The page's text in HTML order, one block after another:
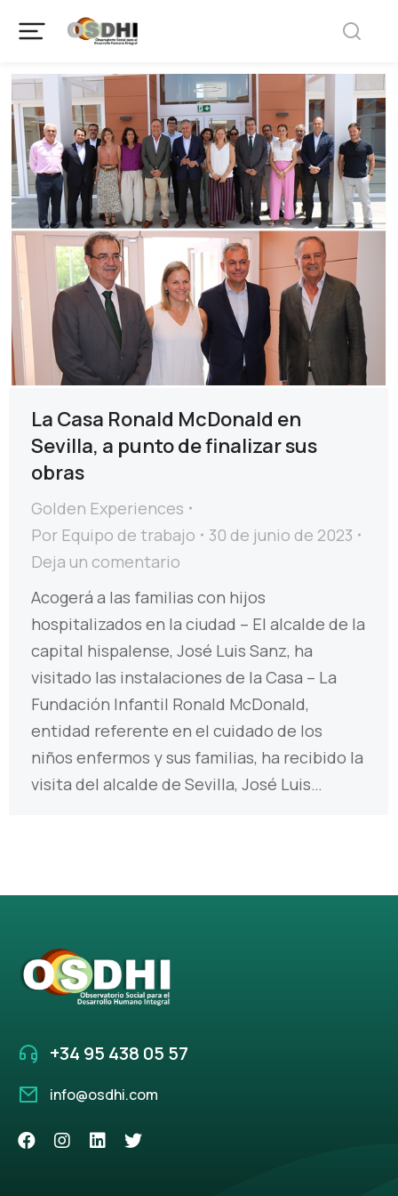
La Casa Ronald McDonald en
Sevilla, a punto de finalizar sus
obras
Golden Experiences
Por Equipo de trabajo
30 de junio de 2023
Deja un comentario
Acogerá a las familias con hijos
hospitalizados en la ciudad – El alcalde de la
capital hispalense, José Luis Sanz, ha
visitado las instalaciones de la Casa – La
Fundación Infantil Ronald McDonald,
entidad referente en el cuidado de los
niños enfermos y sus familias, ha recibido la
visita del alcalde de Sevilla, José Luis…
+34 95 438 05 57
info@osdhi.com